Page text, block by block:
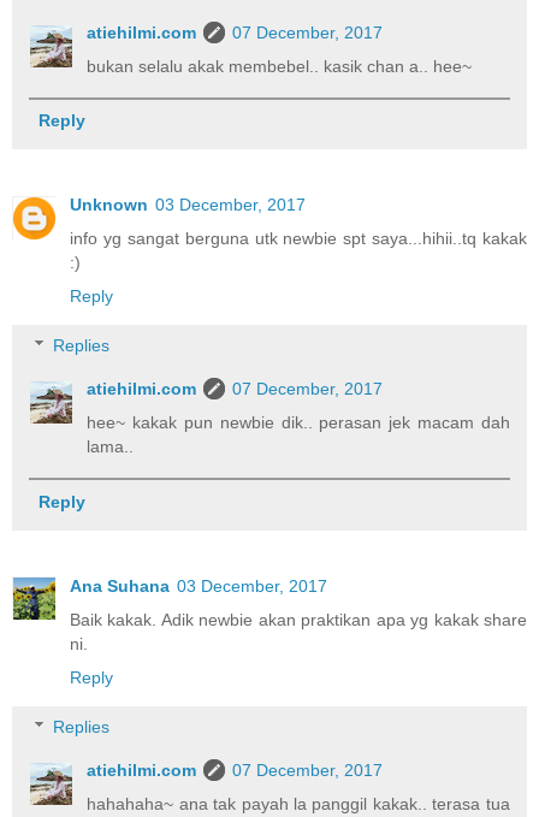
atiehilmi.com
07 December, 2017
bukan selalu akak membebel.. kasik chan a.. hee~
Reply
Unknown 03 December, 2017
info yg sangat berguna utk newbie spt saya...hihii..tq kakak
:)
Reply
Replies
atiehilmi.com
07 December, 2017
hee~ kakak pun newbie dik.. perasan jek macam dah
lama..
Reply
Ana Suhana 03 December, 2017
Baik kakak. Adik newbie akan praktikan apa yg kakak share
ni.
Reply
Replies
atiehilmi.com
07 December, 2017
hahahaha~ ana tak payah la panggil kakak.. terasa tua